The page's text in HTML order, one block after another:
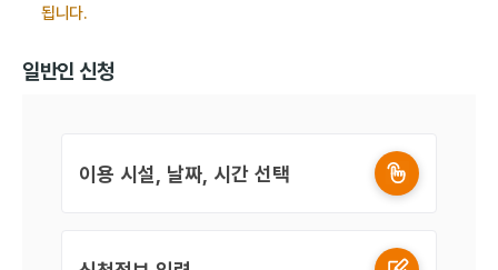
됩니다.
일반인 신청
이용 시설, 날짜, 시간 선택